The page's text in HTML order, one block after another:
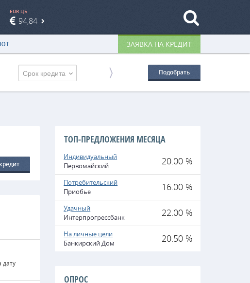
ЗАЯВКА НА КРЕДИТ
EUR ЦБ
94,84
Срок кредита Подобрать
дату
ТОП-ПРЕДЛОЖЕНИЯ МЕСЯЦА
Индивидуальный
Первомайский
20.00 %
Потребительский
Приобье
16.00 %
Удачный
Интерпрогрессбанк
22.00 %
На личные цели
Банкирский Дом
20.50 %
ОПРОС